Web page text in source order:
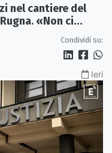
nel cantiere del
«Non ci
Condividi su:
Ieri